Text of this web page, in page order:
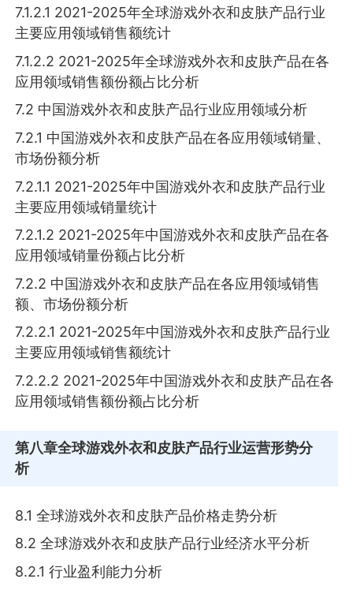
7.1.2.1 2021-2025年全球游戏外衣和皮肤产品行业
主要应用领域销售额统计
7.1.2.2 2021-2025年全球游戏外衣和皮肤产品在各
应用领域销售额份额占比分析
7.2 中国游戏外衣和皮肤产品行业应用领域分析
7.2.1 中国游戏外衣和皮肤产品在各应用领域销量、
市场份额分析
7.2.1.1 2021-2025年中国游戏外衣和皮肤产品行业
主要应用领域销量统计
7.2.1.2 2021-2025年中国游戏外衣和皮肤产品在各
应用领域销量份额占比分析
7.2.2 中国游戏外衣和皮肤产品在各应用领域销售
额、市场份额分析
7.2.2.1 2021-2025年中国游戏外衣和皮肤产品行业
主要应用领域销售额统计
7.2.2.2 2021-2025年中国游戏外衣和皮肤产品在各
应用领域销售额份额占比分析
第八章全球游戏外衣和皮肤产品行业运营形势分
析
8.1 全球游戏外衣和皮肤产品价格走势分析
8.2 全球游戏外衣和皮肤产品行业经济水平分析
8.2.1 行业盈利能力分析